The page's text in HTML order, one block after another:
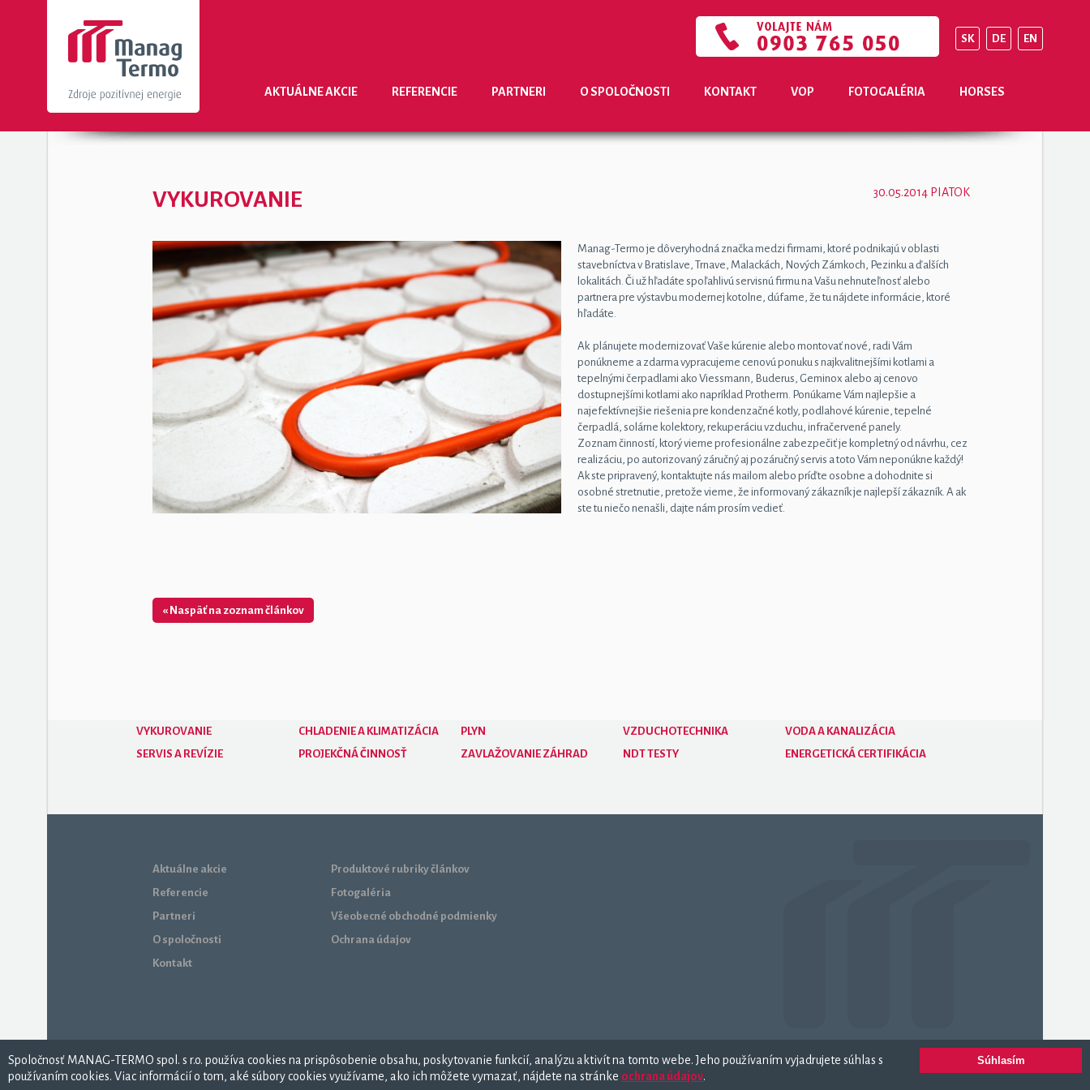
Spoločnosť MANAG-TERMO spol. s r.o. používa cookies na prispôsobenie obsahu, poskytovanie funkcií, analýzu aktivít na tomto webe. Jeho používaním vyjadrujete súhlas s
používaním cookies. Viac informácií o tom, aké súbory cookies využívame, ako ich môžete vymazať, nájdete na stránke ochrana údajov.
SK DE EN
AKTUÁLNE AKCIE REFERENCIE PARTNERI O SPOLOČNOSTI KONTAKT VOP FOTOGALÉRIA HORSES
30.05.2014 PIATOK
VYKUROVANIE
Manag-Termo je dôveryhodná značka medzi firmami, ktoré podnikajú v oblasti
stavebníctva v Bratislave, Trnave, Malackách, Nových Zámkoch, Pezinku a ďalších
lokalitách. Či už hľadáte spoľahlivú servisnú firmu na Vašu nehnuteľnosť alebo
partnera pre výstavbu modernej kotolne, dúfame, že tu nájdete informácie, ktoré
hľadáte.
Ak plánujete modernizovať Vaše kúrenie alebo montovať nové, radi Vám
ponúkneme a zdarma vypracujeme cenovú ponuku s najkvalitnejšími kotlami a
tepelnými čerpadlami ako Viessmann, Buderus, Geminox alebo aj cenovo
dostupnejšími kotlami ako napríklad Protherm. Ponúkame Vám najlepšie a
najefektívnejšie riešenia pre kondenzačné kotly, podlahové kúrenie, tepelné
čerpadlá, solárne kolektory, rekuperáciu vzduchu, infračervené panely.
Zoznam činností, ktorý vieme profesionálne zabezpečiť je kompletný od návrhu, cez
realizáciu, po autorizovaný záručný aj pozáručný servis a toto Vám neponúkne každý!
Ak ste pripravený, kontaktujte nás mailom alebo príďte osobne a dohodnite si
osobné stretnutie, pretože vieme, že informovaný zákazník je najlepší zákazník. A ak
ste tu niečo nenašli, dajte nám prosím vedieť.
« Naspäť na zoznam článkov
VYKUROVANIE CHLADENIE A KLIMATIZÁCIA PLYN VZDUCHOTECHNIKA
VODA A KANALIZÁCIA
SERVIS A REVÍZIE
PROJEKČNÁ ČINNOSŤ ZAVLAŽOVANIE ZÁHRAD NDT TESTY ENERGETICKÁ CERTIFIKÁCIA
Aktuálne akcie
Referencie
Partneri
O spoločnosti
Kontakt
Produktové rubriky článkov
Fotogaléria
Všeobecné obchodné podmienky
Ochrana údajov
MANAG - TERMO, spol. s r. o. © 2026